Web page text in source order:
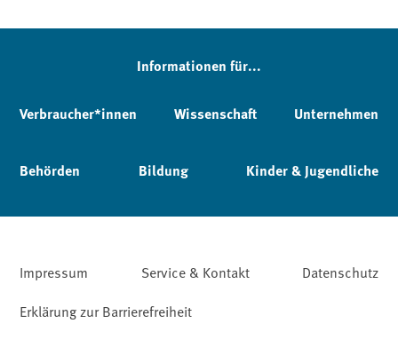
Informationen für...
Verbraucher*innen Wissenschaft Unternehmen
Behörden Bildung Kinder & Jugendliche
Impressum Service & Kontakt
Datenschutz
Erklärung zur Barrierefreiheit